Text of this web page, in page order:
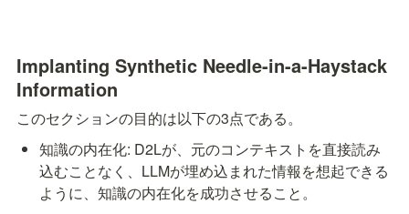
Implanting Synthetic Needle-in-a-Haystack
Information
このセクションの目的は以下の3点である。
知識の内在化: D2Lが、元のコンテキストを直接読み
込むことなく、LLMが埋め込まれた情報を想起できる
ように、知識の内在化を成功させること。